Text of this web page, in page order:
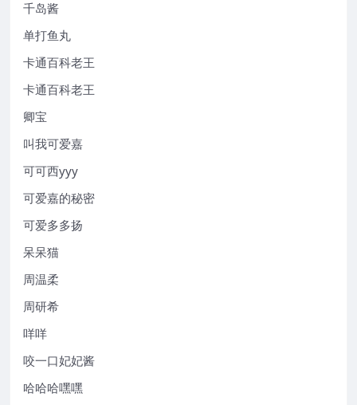
千岛酱
单打鱼丸
卡通百科老王
卡通百科老王
卿宝
叫我可爱嘉
可可西yyy
可爱嘉的秘密
可爱多多扬
呆呆猫
周温柔
周研希
咩咩
咬一口妃妃酱
哈哈哈嘿嘿